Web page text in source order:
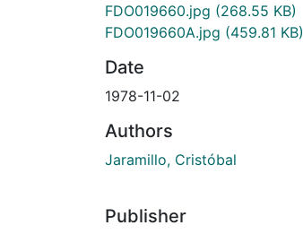
FDO019660.jpg (268.55 KB)
FDO019660A.jpg (459.81 KB)
Date
1978-11-02
Authors
Jaramillo, Cristóbal
Publisher